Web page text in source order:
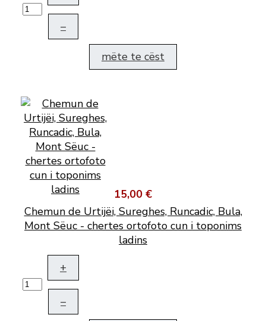
–
mëte te cëst
15,00 €
Chemun de Urtijëi, Sureghes, Runcadic, Bula,
Mont Sëuc - chertes ortofoto cun i toponims
ladins
+
–